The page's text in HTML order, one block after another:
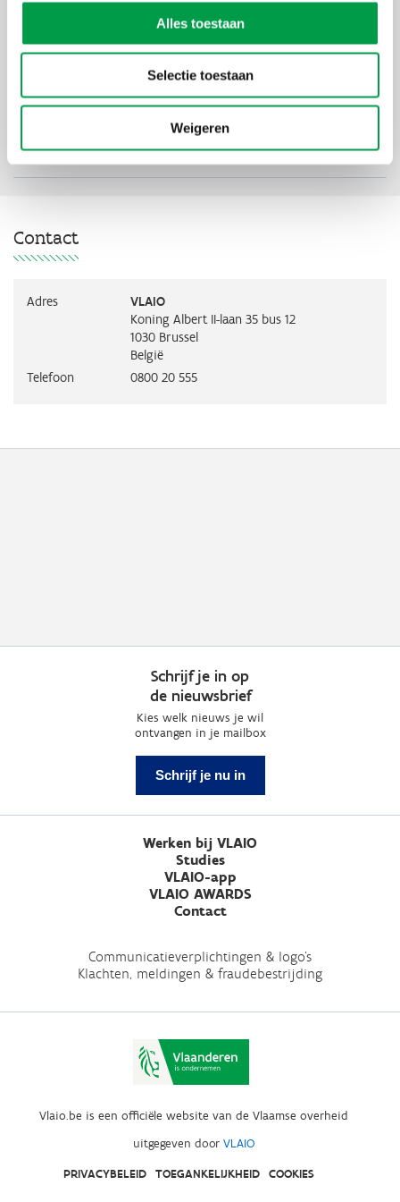
Alles toestaan
Selectie toestaan
Weigeren
noodzakelijk, omdat deze diensten anders niet zelf door de markt
voorwaarden).
Contact
Contact
Adres
VLAIO
Koning Albert II-laan 35 bus 12
1030 Brussel
België
Telefoon
0800 20 555
Schrijf je in op
de nieuwsbrief
Kies welk nieuws je wil
ontvangen in je mailbox
Schrijf je nu in
Werken bij VLAIO
Studies
VLAIO-app
VLAIO AWARDS
Contact
Communicatieverplichtingen & logo's
Klachten, meldingen & fraudebestrijding
Vlaio.be is een officiële website van de Vlaamse overheid
uitgegeven door VLAIO
PRIVACYBELEID TOEGANKELIJKHEID COOKIES